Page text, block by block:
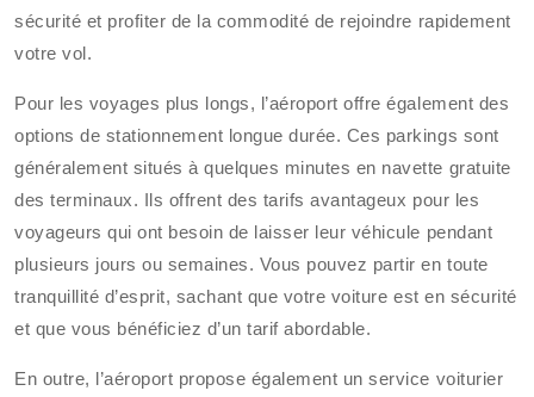
sécurité et profiter de la commodité de rejoindre rapidement
votre vol.
Pour les voyages plus longs, l’aéroport offre également des
options de stationnement longue durée. Ces parkings sont
généralement situés à quelques minutes en navette gratuite
des terminaux. Ils offrent des tarifs avantageux pour les
voyageurs qui ont besoin de laisser leur véhicule pendant
plusieurs jours ou semaines. Vous pouvez partir en toute
tranquillité d’esprit, sachant que votre voiture est en sécurité
et que vous bénéficiez d’un tarif abordable.
En outre, l’aéroport propose également un service voiturier